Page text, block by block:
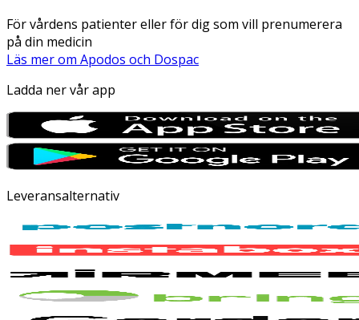
För vårdens patienter eller för dig som vill prenumerera
på din medicin
Läs mer om Apodos och Dospac
Ladda ner vår app
Leveransalternativ